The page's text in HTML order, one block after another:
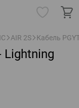
AIR 2S Кабель
Lightning